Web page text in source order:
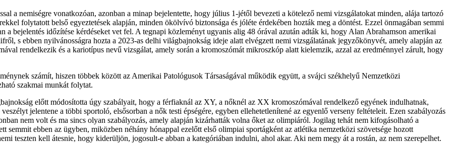
a nemiségre vonatkozóan, azonban a minap bejelentette, hogy július 1-jétől bevezeti a kötelező nemi vizsgálatokat minden, alája tartozó
folytatott belső egyeztetések alapján, minden ökölvívó biztonsága és jóléte érdekében hozták meg a döntést. Ezzel önmagában semmi
a bejelentés időzítése kérdéseket vet fel. A tegnapi közleményt ugyanis alig 48 órával azután adták ki, hogy Alan Abrahamson amerikai
s ebben nyilvánosságra hozta a 2023-as delhi világbajnokság ideje alatt elvégzett nemi vizsgálatának jegyzőkönyvét, amely alapján az
rendelkezik és a kariotípus nevű vizsgálat, amely során a kromoszómát mikroszkóp alatt kielemzik, azzal az eredménnyel zárult, hogy
számít, hiszen többek között az Amerikai Patológusok Társaságával működik együtt, a svájci székhelyű Nemzetközi
szakmai munkát folytat.
előtt módosította úgy szabályait, hogy a férfiaknál az XY, a nőknél az XX kromoszómával rendelkező egyének indulhatnak,
jelentene a többi sportoló, elsősorban a nők testi épségére, egyben ellehetetlenítené az egyenlő verseny feltételeit. Ezen szabályozás
nem volt és ma sincs olyan szabályozás, amely alapján kizárhatták volna őket az olimpiáról. Jogilag tehát nem kifogásolható a
semmit ebben az ügyben, miközben néhány hónappal ezelőtt első olimpiai sportágként az atlétika nemzetközi szövetsége hozott
teszten kell átesnie, hogy kiderüljön, jogosult-e abban a kategóriában indulni, ahol akar. Aki nem megy át a rostán, az nem szerepelhet.